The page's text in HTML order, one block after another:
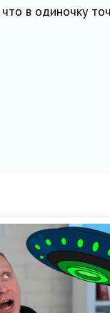
в одиночку